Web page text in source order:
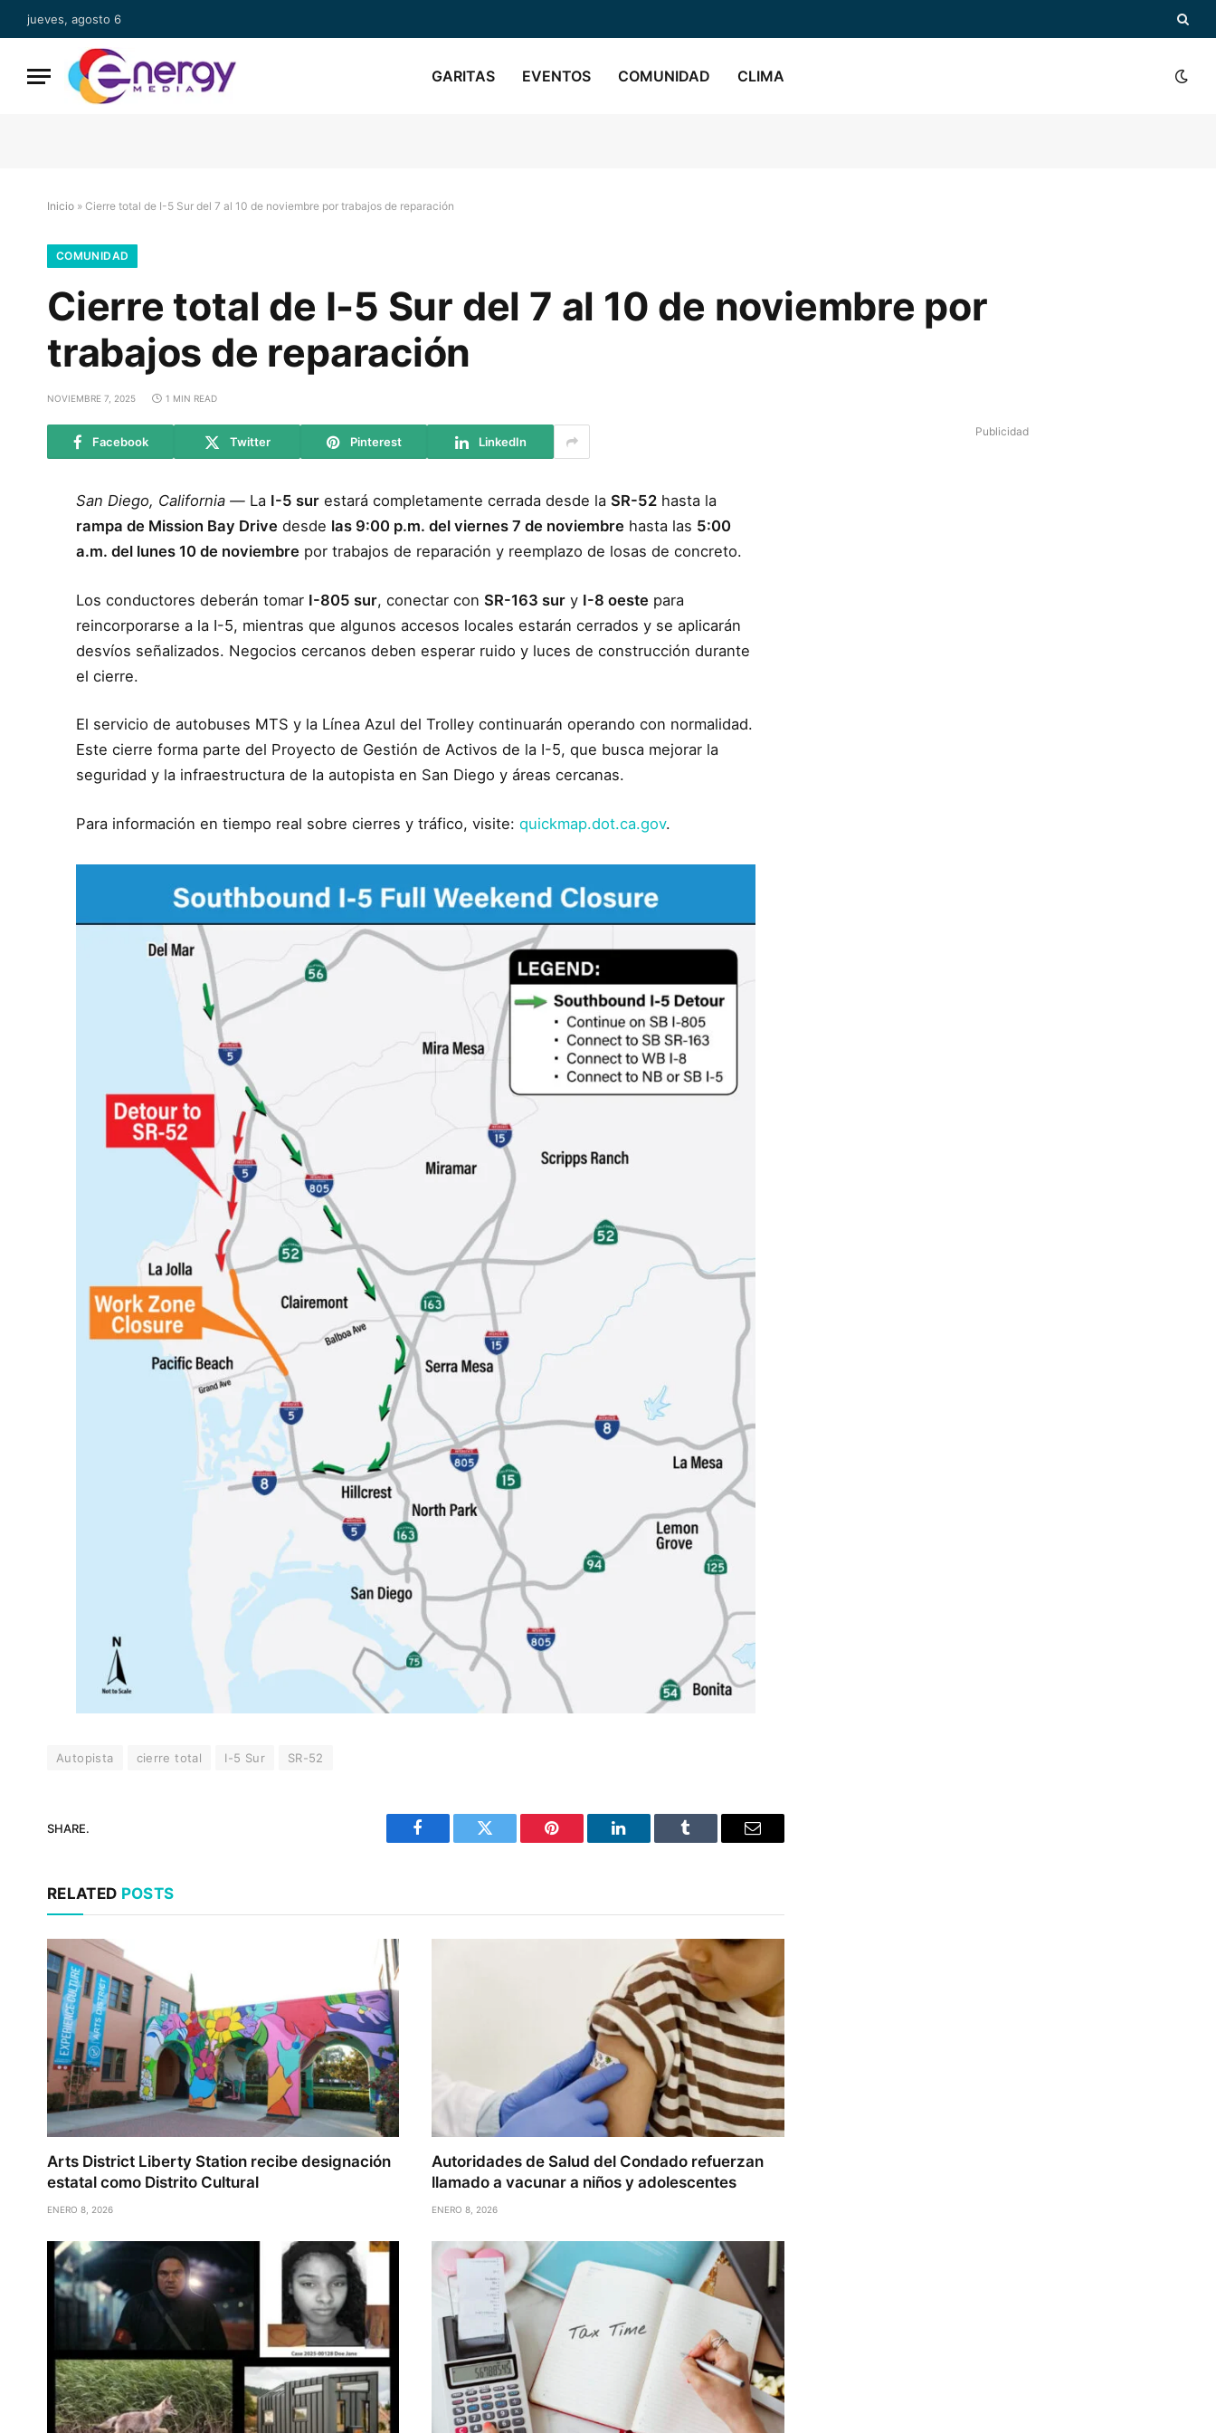
jueves, agosto 6
GARITAS EVENTOS COMUNIDAD CLIMA
Inicio » Cierre total de I-5 Sur del 7 al 10 de noviembre por trabajos de reparación
COMUNIDAD
Cierre total de I-5 Sur del 7 al 10 de noviembre por
trabajos de reparación
NOVIEMBRE 7, 2025 1 MIN READ
Facebook Twitter Pinterest LinkedIn
San Diego, California — La I-5 sur estará completamente cerrada desde laSR-52 hasta la
rampa de Mission Bay Drive desde las 9:00 p.m. del viernes 7 de noviembre hasta las 5:00
a.m. del lunes 10 de noviembre por trabajos de reparación y reemplazo de losas de concreto.
Los conductores deberán tomar I-805 sur, conectar conSR-163 sur y I-8 oeste para
reincorporarse a la I-5, mientras que algunos accesos locales estarán cerrados y se aplicarán
desvíos señalizados. Negocios cercanos deben esperar ruido y luces de construcción durante
el cierre.
El servicio de autobuses MTS y la Línea Azul del Trolley continuarán operando con normalidad.
Este cierre forma parte del Proyecto de Gestión de Activos de la I-5, que busca mejorar la
seguridad y la infraestructura de la autopista en San Diego y áreas cercanas.
Para información en tiempo real sobre cierres y tráfico, visite:quickmap.dot.ca.gov.
Autopista cierre total I-5 Sur SR-52
SHARE.
Facebook Twitter Pinterest LinkedIn Tumblr Email
RELATED POSTS
Arts District Liberty Station recibe designación
estatal como Distrito Cultural
ENERO 8, 2026
Autoridades de Salud del Condado refuerzan
llamado a vacunar a niños y adolescentes
ENERO 8, 2026
Publicidad